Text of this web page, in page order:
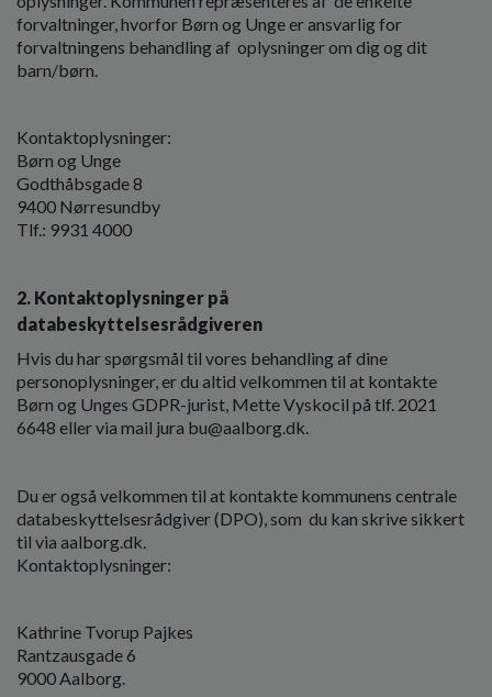
forvaltninger, hvorfor Børn og Unge er ansvarlig for
forvaltningens behandling af oplysninger om dig og dit
barn/børn.
Kontaktoplysninger:
Børn og Unge
Godthåbsgade 8
9400 Nørresundby
Tlf.: 9931 4000
2. Kontaktoplysninger på
databeskyttelsesrådgiveren
Hvis du har spørgsmål til vores behandling af dine
personoplysninger, er du altid velkommen til at kontakte
Børn og Unges GDPR-jurist, Mette Vyskocil på tlf. 2021
6648 eller via mail jura bu@aalborg.dk.
Du er også velkommen til at kontakte kommunens centrale
databeskyttelsesrådgiver (DPO), som du kan skrive sikkert
til via aalborg.dk.
Kontaktoplysninger:
Kathrine Tvorup Pajkes
Rantzausgade 6
9000 Aalborg.